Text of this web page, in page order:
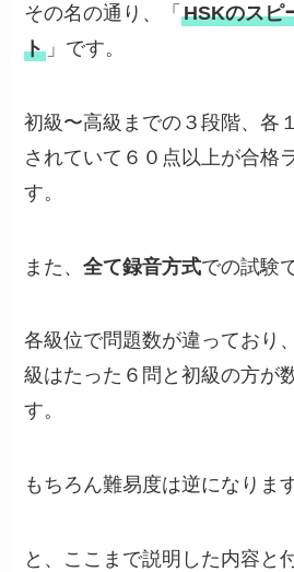
その名の通り、「HSKのスピ
ト 」です。
初級〜高級までの３段階、各
されていて６０点以上が合格
す。
また、全て録音方式での試験
各級位で問題数が違っており
級はたった６問と初級の方が
す。
もちろん難易度は逆になりま
と、ここまで説明した内容と